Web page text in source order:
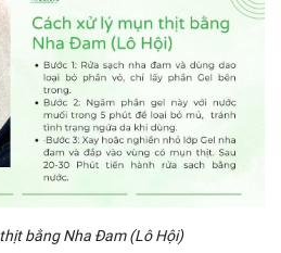
bằng Nha Đam (Lô Hội)